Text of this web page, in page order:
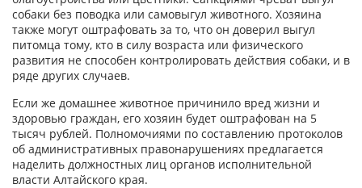
собаки без поводка или самовыгул животного. Хозяина
также могут оштрафовать за то, что он доверил выгул
питомца тому, кто в силу возраста или физического
развития не способен контролировать действия собаки, и в
ряде других случаев.
Если же домашнее животное причинило вред жизни и
здоровью граждан, его хозяин будет оштрафован на 5
тысяч рублей. Полномочиями по составлению протоколов
об административных правонарушениях предлагается
наделить должностных лиц органов исполнительной
власти Алтайского края.